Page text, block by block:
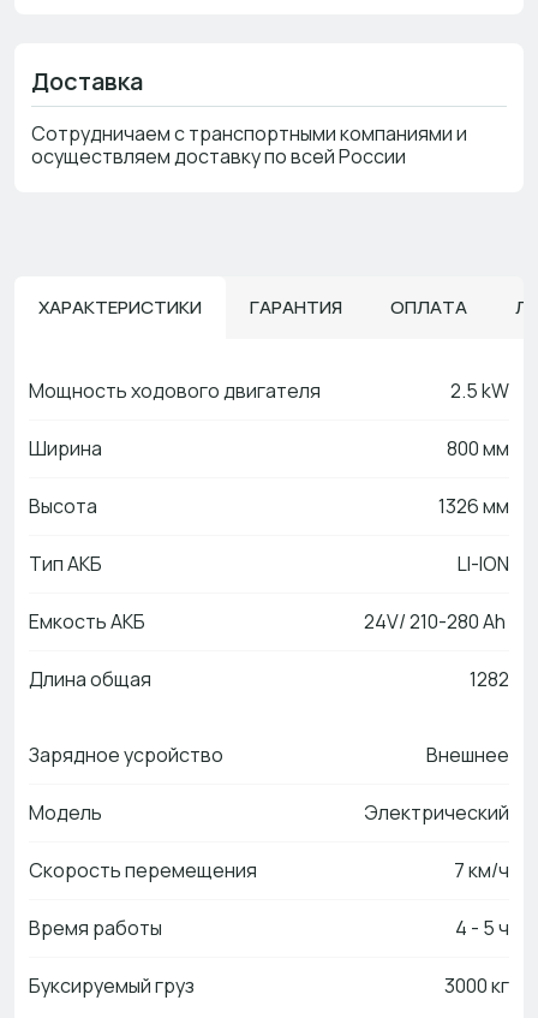
Доставка
Сотрудничаем с транспортными компаниями и
осуществляем доставку по всей России
ХАРАКТЕРИСТИКИ ГАРАНТИЯ ОПЛАТА
Мощность ходового двигателя 2.5 kW
Ширина 800 мм
Высота 1326 мм
Тип АКБ LI-ION
Емкость АКБ 24V/ 210-280 Ah
Длина общая 1282
Зарядное усройство Внешнее
Модель Электрический
Скорость перемещения 7 км/ч
Время работы 4 - 5 ч
Буксируемый груз 3000 кг